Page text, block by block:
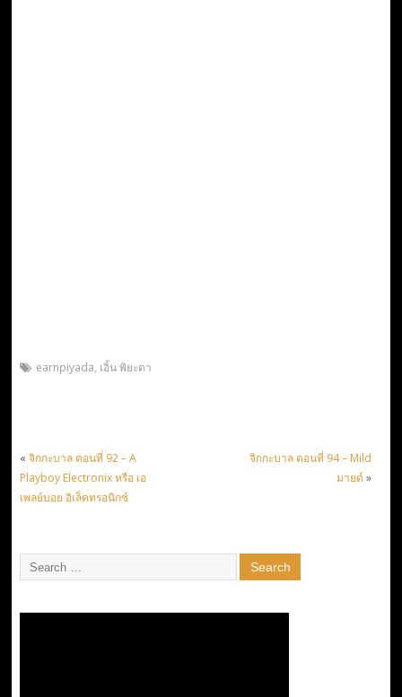
earnpiyada, เอิ้น พิยะดา
« จิกกะบาล ตอนที่ 92 – A
Playboy Electronix หรือ เอ
เพลย์บอย อิเล็คทรอนิกซ์
จิกกะบาล ตอนที่ 94 – Mild
มายด์»